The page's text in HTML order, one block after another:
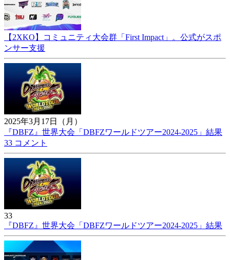
【2XKO】コミュニティ大会群「First Impact」。公式がスポ
ンサー支援
2025年3月17日（月）
『DBFZ』世界大会「DBFZワールドツアー2024-2025」結果
33 コメント
33
『DBFZ』世界大会「DBFZワールドツアー2024-2025」結果